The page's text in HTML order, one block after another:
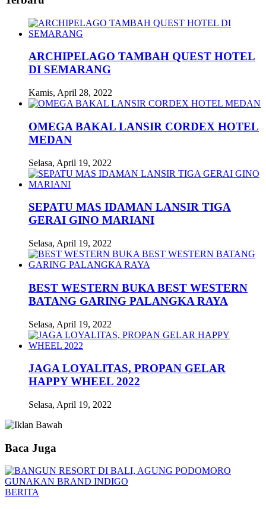
ARCHIPELAGO TAMBAH QUEST HOTEL
DI SEMARANG
Kamis, April 28, 2022
OMEGA BAKAL LANSIR CORDEX HOTEL
MEDAN
Selasa, April 19, 2022
SEPATU MAS IDAMAN LANSIR TIGA
GERAI GINO MARIANI
Selasa, April 19, 2022
BEST WESTERN BUKA BEST WESTERN
BATANG GARING PALANGKA RAYA
Selasa, April 19, 2022
JAGA LOYALITAS, PROPAN GELAR
HAPPY WHEEL 2022
Selasa, April 19, 2022
Baca Juga
BERITA